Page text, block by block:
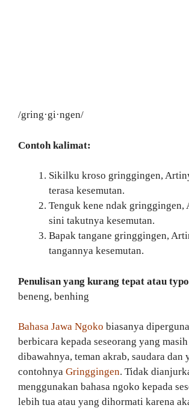
/gring·gi·ngen/
Contoh kalimat:
Sikilku kroso gringgingen,
terasa kesemutan.
Tenguk kene ndak gringgingen,
sini takutnya kesemutan.
Bapak tangane gringgingen,
tangannya kesemutan.
Penulisan yang kurang tepat atau typo
beneng, benhing
Bahasa Jawa Ngoko biasanya
berbicara kepada seseorang yang
dibawahnya, teman akrab, saudara dan
contohnya Gringgingen. Tidak
menggunakan bahasa ngoko kepada
lebih tua atau yang dihormati karena